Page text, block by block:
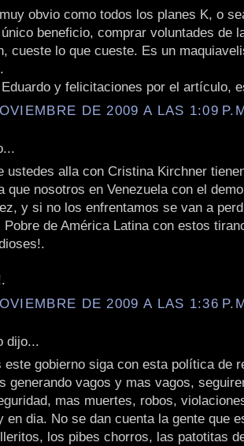
obvio como todos los planes K, o
beneficio, comprar voluntades de
cueste lo que cueste. Es un
y felicitaciones por el artículo,
DE 2009 A LAS 1:09
ustedes alla con Cristina Kirchner
que nosotros en Venezuela con el
y si no los enfrentamos se van a
Pobre de América Latina con estos
DE 2009 A LAS 1:36
dijo...
este gobierno siga con esta política de
generando vagos y mas vagos,
mas muertes, robos,
en dia. No se dan cuenta la gente que
los pibes chorros, las patotitas